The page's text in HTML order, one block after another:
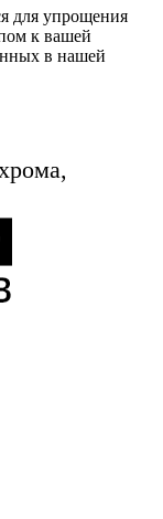
для упрощения
к вашей
в нашей